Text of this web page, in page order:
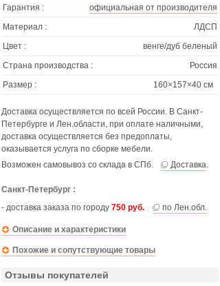
Гарантия :
официальная от производителя
Материал :
ЛДСП
Цвет :
венге/дуб беленый
Страна производства :
Россия
Размер :
160×157×40 см
Доставка осуществляется по всей России. В Санкт-
Петербурге и Лен.области, при оплате наличными,
доставка осуществляется без предоплаты,
оказывается услуга по сборке мебели.
Возможен самовывоз со склада в СПб.
Доставка.
Санкт-Петербург :
- доставка заказа по городу 750 руб. по Лен.обл.
Описание и характеристики
Похожие и сопутствующие товары
Отзывы покупателей